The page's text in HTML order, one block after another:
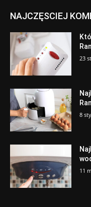
NAJCZĘSCIEJ
23
8
11